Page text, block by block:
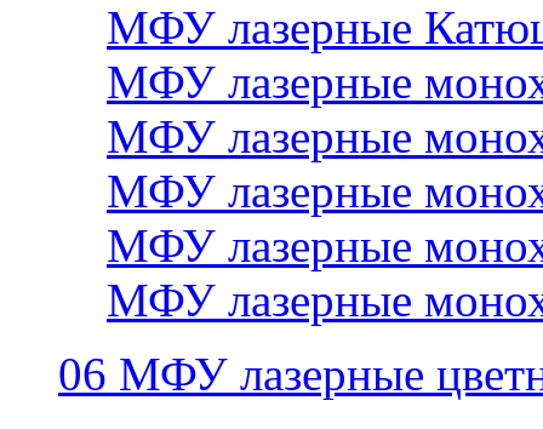
МФУ лазерные
МФУ лазерные
МФУ лазерные
МФУ лазерные
МФУ лазерные
МФУ лазерные
06 МФУ лазерные